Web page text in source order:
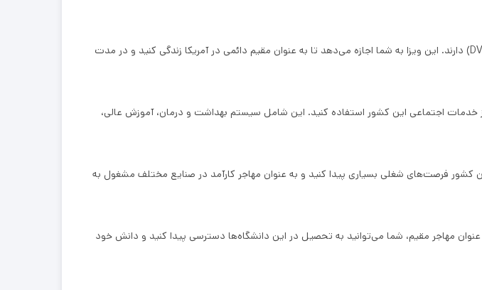
2. **ویزای مهاجرتی**: برندگان قرعه‌کشی در لاتاری آمریکا امکان دریافت ویزای مهاجرتی (ویزای DV) دارند. این ویزا به شما اجازه می‌دهد تا به عنوان مقیم دائمی در آمریکا زندگی کنید و در مدت
خدمات اجتماعی این کشور استفاده کنید. این شامل سیستم بهداشت و درمان، آموزش عالی،
کشور فرصت‌های شغلی بسیاری پیدا کنید و به عنوان مهاجر کارآمد در صنایع مختلف مشغول به
مهاجر مقیم، شما می‌توانید به تحصیل در این دانشگاه‌ها دسترسی پیدا کنید و دانش خود